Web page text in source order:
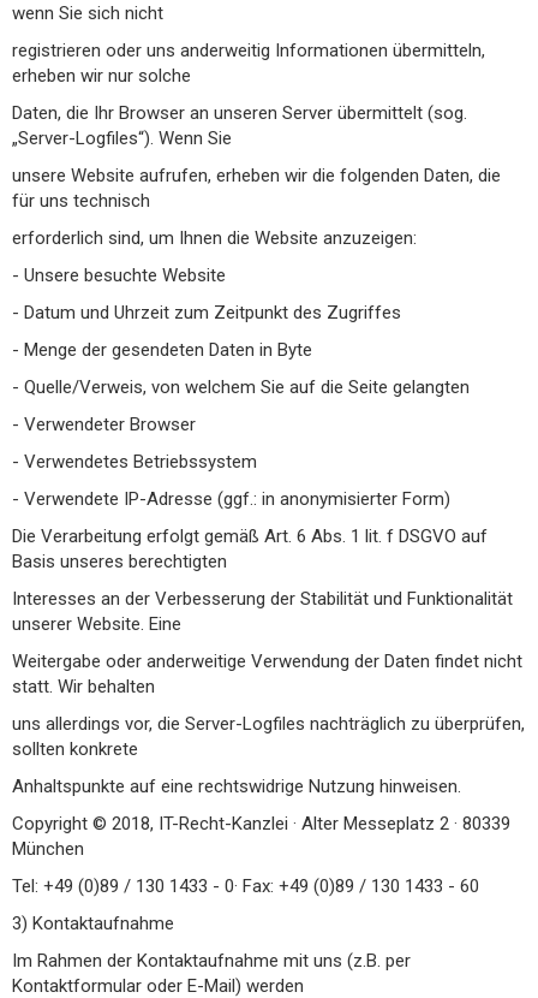
wenn Sie sich nicht
registrieren oder uns anderweitig Informationen übermitteln,
erheben wir nur solche
Daten, die Ihr Browser an unseren Server übermittelt (sog.
„Server-Logfiles“). Wenn Sie
unsere Website aufrufen, erheben wir die folgenden Daten, die
für uns technisch
erforderlich sind, um Ihnen die Website anzuzeigen:
- Unsere besuchte Website
- Datum und Uhrzeit zum Zeitpunkt des Zugriffes
- Menge der gesendeten Daten in Byte
- Quelle/Verweis, von welchem Sie auf die Seite gelangten
- Verwendeter Browser
- Verwendetes Betriebssystem
- Verwendete IP-Adresse (ggf.: in anonymisierter Form)
Die Verarbeitung erfolgt gemäß Art. 6 Abs. 1 lit. f DSGVO auf
Basis unseres berechtigten
Interesses an der Verbesserung der Stabilität und Funktionalität
unserer Website. Eine
Weitergabe oder anderweitige Verwendung der Daten findet nicht
statt. Wir behalten
uns allerdings vor, die Server-Logfiles nachträglich zu überprüfen,
sollten konkrete
Anhaltspunkte auf eine rechtswidrige Nutzung hinweisen.
Copyright © 2018, IT-Recht-Kanzlei · Alter Messeplatz 2 · 80339
München
Tel: +49 (0)89 / 130 1433 - 0· Fax: +49 (0)89 / 130 1433 - 60
3) Kontaktaufnahme
Im Rahmen der Kontaktaufnahme mit uns (z.B. per
Kontaktformular oder E-Mail) werden